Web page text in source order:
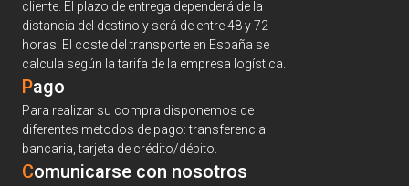
cliente. El plazo de entrega dependerá de la
distancia del destino y será de entre 48 y 72
horas. El coste del transporte en España se
calcula según la tarifa de la empresa logística.
Pago
Para realizar su compra disponemos de
diferentes metodos de pago: transferencia
bancaria, tarjeta de crédito/débito.
Comunicarse con nosotros